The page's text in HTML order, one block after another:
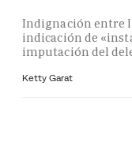
Indignación entre
indicación de
imputación del
Ketty Garat